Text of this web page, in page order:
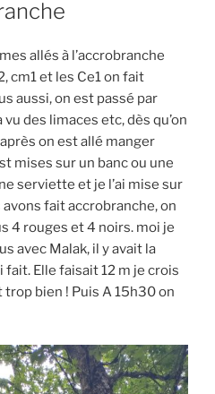
allés à l’accrobranche
cm1 et les Ce1 on fait
aussi, on est passé par
des limaces etc, dès qu’on
on est allé manger
mises sur un banc ou une
serviette et je l’ai mise sur
avons fait accrobranche, on
4 rouges et 4 noirs. moi je
avec Malak, il y avait la
fait. Elle faisait 12 m je crois
trop bien ! Puis A 15h30 on